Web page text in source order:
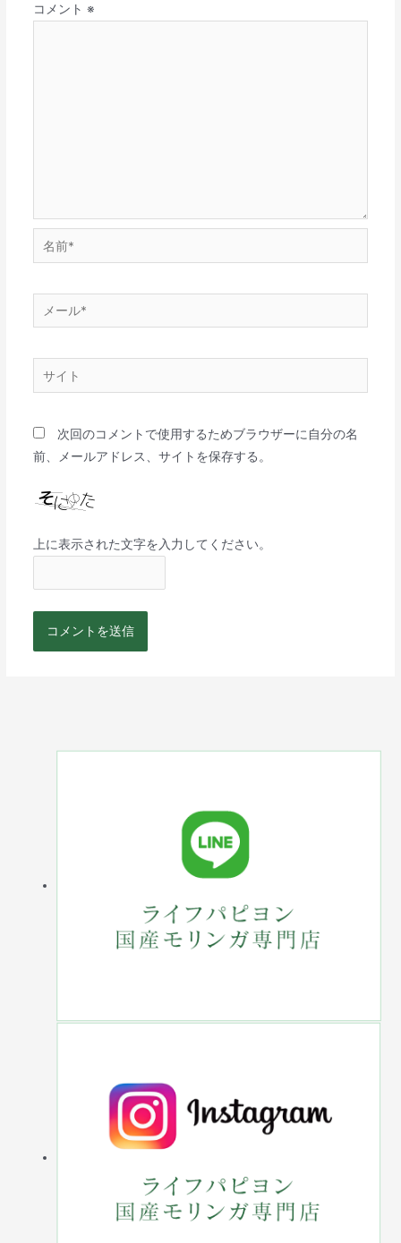
コメント ※
次回のコメントで使用するためブラウザーに自分の名
前、メールアドレス、サイトを保存する。
上に表示された文字を入力してください。